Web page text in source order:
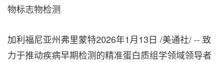
物标志物检测
加利福尼亚州弗里蒙特2026年1月13日 /美通社/ -- 致
力于推动疾病早期检测的精准蛋白质组学领域领导者